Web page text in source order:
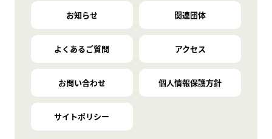
お知らせ 関連団体
よくあるご質問 アクセス
お問い合わせ 個人情報保護方針
サイトポリシー